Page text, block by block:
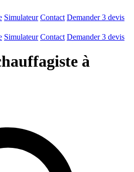
Simulateur Contact Demander 3 devis
Simulateur Contact Demander 3 devis
à